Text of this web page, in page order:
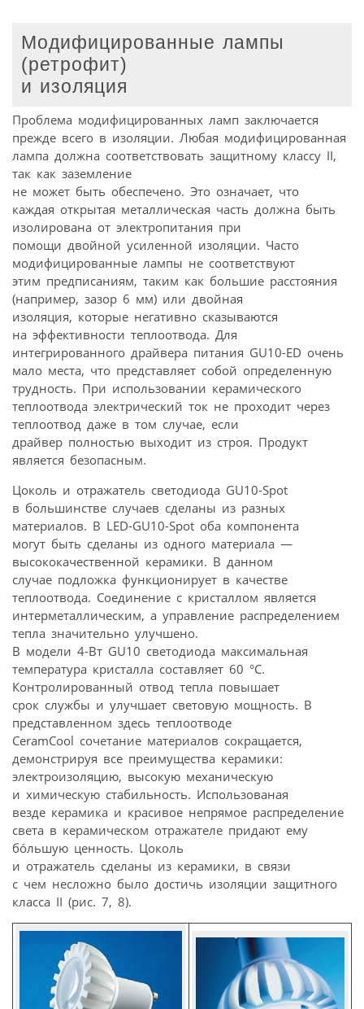
Модифицированные лампы
(ретрофит)
и изоляция
Проблема модифицированных ламп заключается
прежде всего в изоляции. Любая модифицированная
лампа должна соответствовать защитному классу II,
так как заземление
не может быть обеспечено. Это означает, что
каждая открытая металлическая часть должна быть
изолирована от электропитания при
помощи двойной усиленной изоляции. Часто
модифицированные лампы не соответствуют
этим предписаниям, таким как большие расстояния
(например, зазор 6 мм) или двойная
изоляция, которые негативно сказываются
на эффективности теплоотвода. Для
интегрированного драйвера питания GU10-ED очень
мало места, что представляет собой определенную
трудность. При использовании керамического
теплоотвода электрический ток не проходит через
теплоотвод даже в том случае, если
драйвер полностью выходит из строя. Продукт
является безопасным.
Цоколь и отражатель светодиода GU10-Spot
в большинстве случаев сделаны из разных
материалов. В LED-GU10-Spot оба компонента
могут быть сделаны из одного материала —
высококачественной керамики. В данном
случае подложка функционирует в качестве
теплоотвода. Соединение с кристаллом является
интерметаллическим, а управление распределением
тепла значительно улучшено.
В модели 4-Вт GU10 светодиода максимальная
температура кристалла составляет 60 °C.
Контролированный отвод тепла повышает
срок службы и улучшает световую мощность. В
представленном здесь теплоотводе
CeramCool сочетание материалов сокращается,
демонстрируя все преимущества керамики:
электроизоляцию, высокую механическую
и химическую стабильность. Использованая
везде керамика и красивое непрямое распределение
света в керамическом отражателе придают ему
бóльшую ценность. Цоколь
и отражатель сделаны из керамики, в связи
с чем несложно было достичь изоляции защитного
класса II (рис. 7, 8).